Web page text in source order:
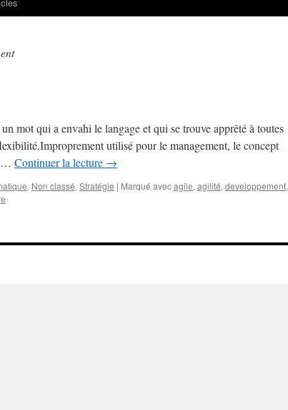
mot qui a envahi le langage et qui se trouve apprêté à toutes
utilisé pour le management, le concept
… Continuer la lecture →
, Non classé, Stratégie | Marqué avecagile, agilité, developpement,